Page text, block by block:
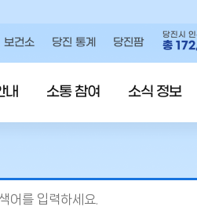
보건소 당진 통계 당진팜
당진시 인
총
내 소통 참여 소식 정보